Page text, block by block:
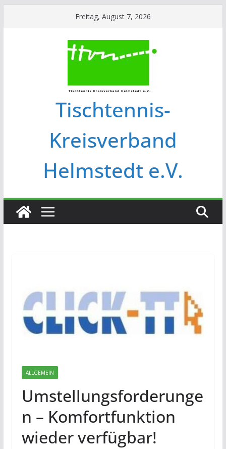
Freitag, August 7, 2026
Tischtennis-
Kreisverband
Helmstedt e.V.
ALLGEMEIN
Umstellungsforderunge
n – Komfortfunktion
wieder verfügbar!